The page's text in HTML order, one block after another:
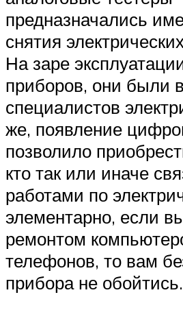
предназначались
снятия
На заре
приборов, они были
специалистов
же, появление
позволило
кто так или иначе
работами по
элементарно, если
ремонтом
телефонов, то вам
прибора не обойтись.